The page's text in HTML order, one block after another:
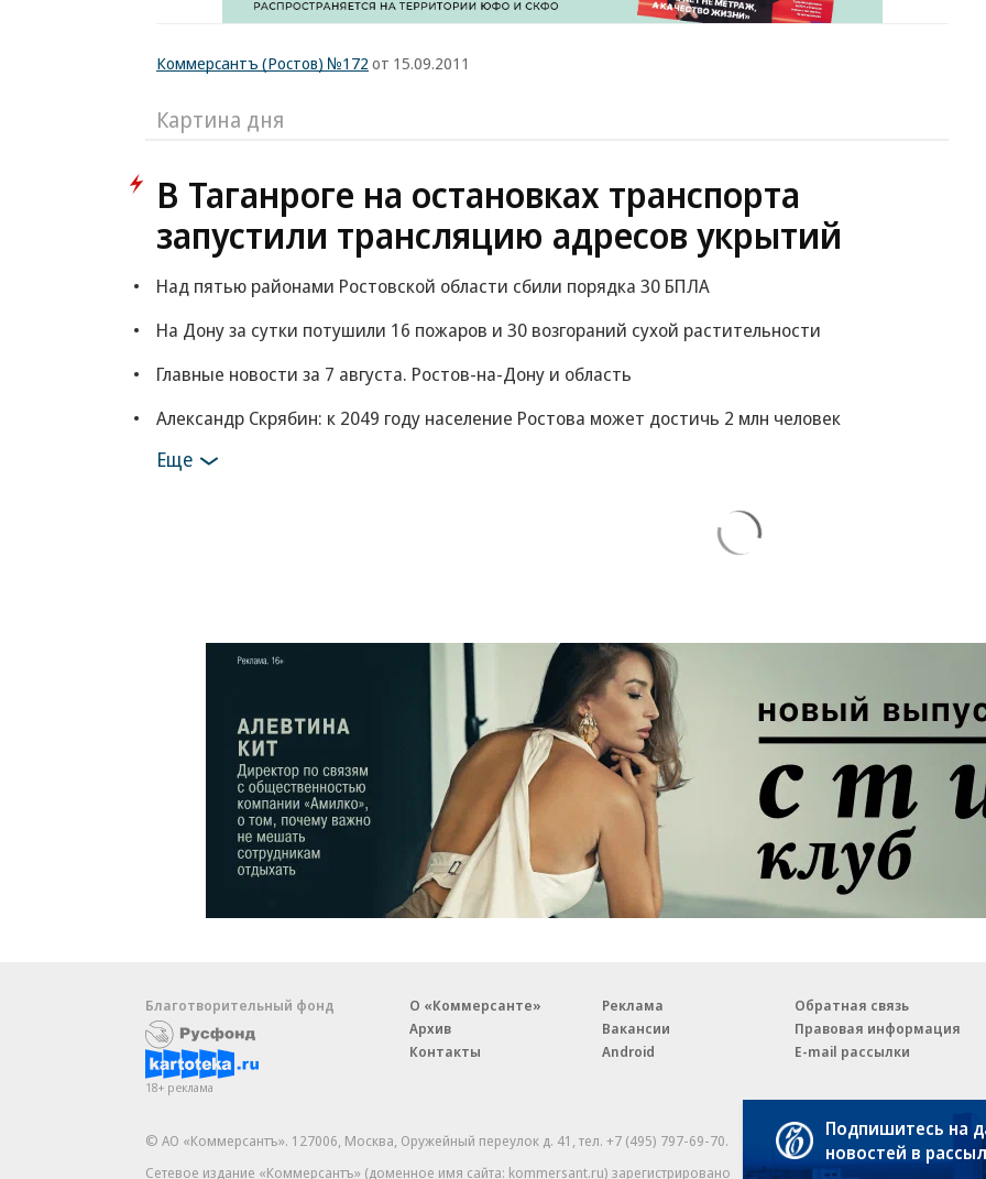
Коммерсантъ (Ростов) №172 от 15.09.2011
Картина дня
В Таганроге на остановках транспорта
запустили трансляцию адресов укрытий
Над пятью районами Ростовской области сбили порядка 30 БПЛА
На Дону за сутки потушили 16 пожаров и 30 возгораний сухой растительности
Главные новости за 7 августа. Ростов-на-Дону и область
Александр Скрябин: к 2049 году население Ростова может достичь 2 млн человек
Еще
Благотворительный фонд
18+ реклама
О «Коммерсанте»
Архив
Контакты
Реклама
Вакансии
Android
Обратная связь
Правовая информация
E-mail рассылки
© АО «Коммерсантъ». 127006, Москва, Оружейный переулок д. 41,тел. +7 (495) 797-69-70.
Сетевое издание «Коммерсантъ» (доменное имя сайта: kommersant.ru) зарегистрировано
Партнерские проекты/
«Промо» и «Официальное
Подпишитесь на
новостей в